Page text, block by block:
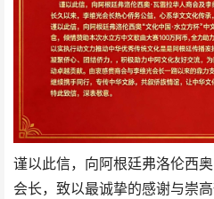
谨以此信，向阿根廷弗洛伦西
会长，致以最诚挚的感谢与崇高